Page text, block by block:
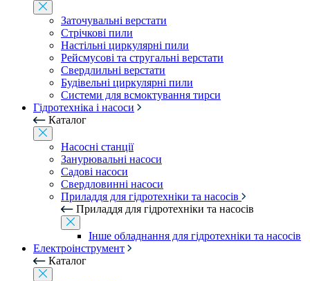
Заточувальні верстати
Стрічкові пили
Настільні циркулярні пили
Рейсмусові та стругальні верстати
Свердлильні верстати
Будівельні циркулярні пили
Системи для всмоктування тирси
Гідротехніка і насоси
Каталог
Насосні станції
Занурювальні насоси
Садові насоси
Свердловинні насоси
Приладдя для гідротехніки та насосів
Приладдя для гідротехніки та насосів
Інше обладнання для гідротехніки та насосів
Електроінструмент
Каталог